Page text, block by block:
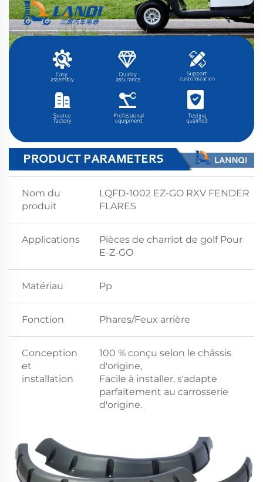
Nom du
produit
LQFD-1002 EZ-GO RXV FENDER
FLARES
Applications
Pièces de charriot de golf Pour
E-Z-GO
Matériau Pp
Fonction Phares/Feux arrière
Conception
et
installation
100 % conçu selon le châssis
d'origine,
Facile à installer, s'adapte
parfaitement au carrosserie
d'origine.